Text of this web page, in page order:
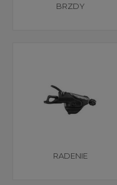
BRZDY
RADENIE